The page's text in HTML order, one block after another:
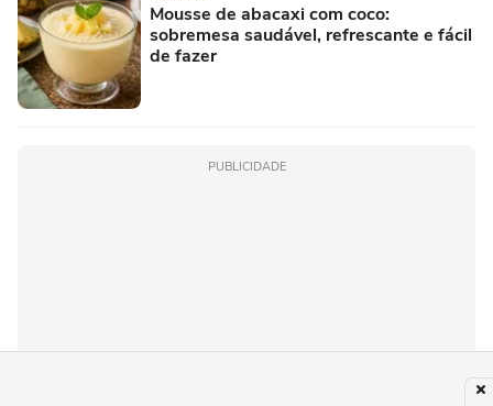
Mousse de abacaxi com coco:
sobremesa saudável, refrescante e fácil
de fazer
PUBLICIDADE